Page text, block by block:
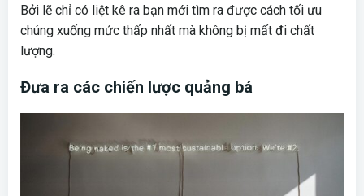
Bởi lẽ chỉ có liệt kê ra bạn mới tìm ra được cách tối ưu
chúng xuống mức thấp nhất mà không bị mất đi chất
lượng.
Đưa ra các chiến lược quảng bá